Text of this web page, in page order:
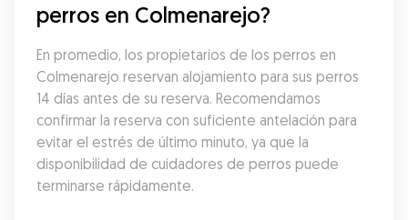
perros en Colmenarejo?
En promedio, los propietarios de los perros en
Colmenarejo reservan alojamiento para sus perros
14 días antes de su reserva. Recomendamos
confirmar la reserva con suficiente antelación para
evitar el estrés de último minuto, ya que la
disponibilidad de cuidadores de perros puede
terminarse rápidamente.